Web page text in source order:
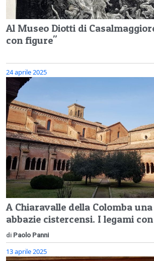
Al Museo Diotti di
con figure"
24 aprile 2025
A Chiaravalle della Colomba
abbazie cistercensi. I legami
di Paolo Panni
13 aprile 2025